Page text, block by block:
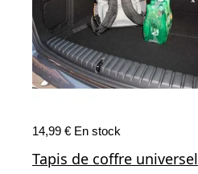
14,99 € En stock
Tapis de coffre universel